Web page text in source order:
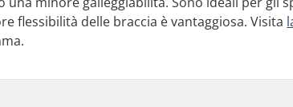
flessibilità delle braccia è vantaggiosa. Visita